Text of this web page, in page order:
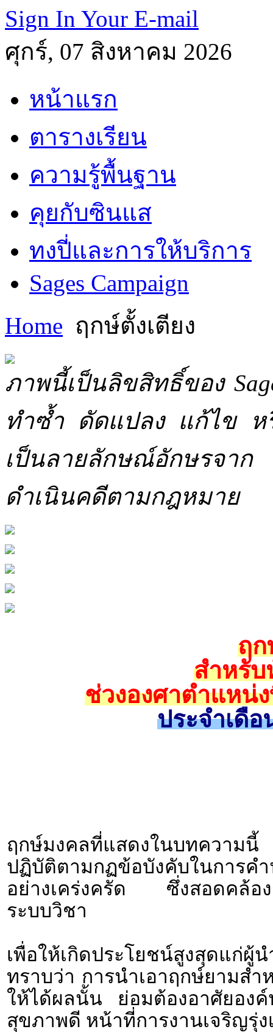
Sign In Your E-mail
ศุกร์, 07 สิงหาคม 2026
หน้าแรก
ตารางเรียน
ความรู้พื้นฐาน
คุยกับซินแส
ทงปี่และการให้บริการ
Sages Campaign
Home ฤกษ์ตั้งเตียง
ภาพนี้เป็นลิขสิทธิ์ของ
ทำซ้ำ ดัดแปลง แก้ไข ห
เป็นลายลักษณ์อักษรจาก
ดำเนินคดีตามกฎหมาย
ฤก
สำหรับ
ช่วงองศาตำแหน่ง
ประจำเดื
ฤกษ์มงคลที่แสดงในบทความ
ปฏิบัติตามกฏข้อบังคับในก
อย่างเคร่งครัด ซึ่งสอดคล้อง
ระบบวิชา
เพื่อให้เกิดประโยชน์สูงสุดแก่
ทราบว่า การนำเอาฤกษ์ยามสำ
ให้ได้ผลนั้น ย่อมต้องอาศัยอง
สุขภาพดี หน้าที่การงานเจริญรุ่ง